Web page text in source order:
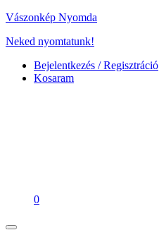
Vászonkép Nyomda
Neked nyomtatunk!
Bejelentkezés / Regisztráció
Kosaram
0